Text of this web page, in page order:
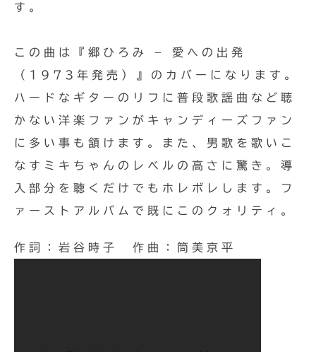
す。
この曲は『郷ひろみ – 愛への出発
（1973年発売）』のカバーになります。
ハードなギターのリフに普段歌謡曲など聴
かない洋楽ファンがキャンディーズファン
に多い事も頷けます。また、男歌を歌いこ
なすミキちゃんのレベルの高さに驚き。導
入部分を聴くだけでもホレボレします。フ
ァーストアルバムで既にこのクォリティ。
作詞：岩谷時子 作曲：筒美京平